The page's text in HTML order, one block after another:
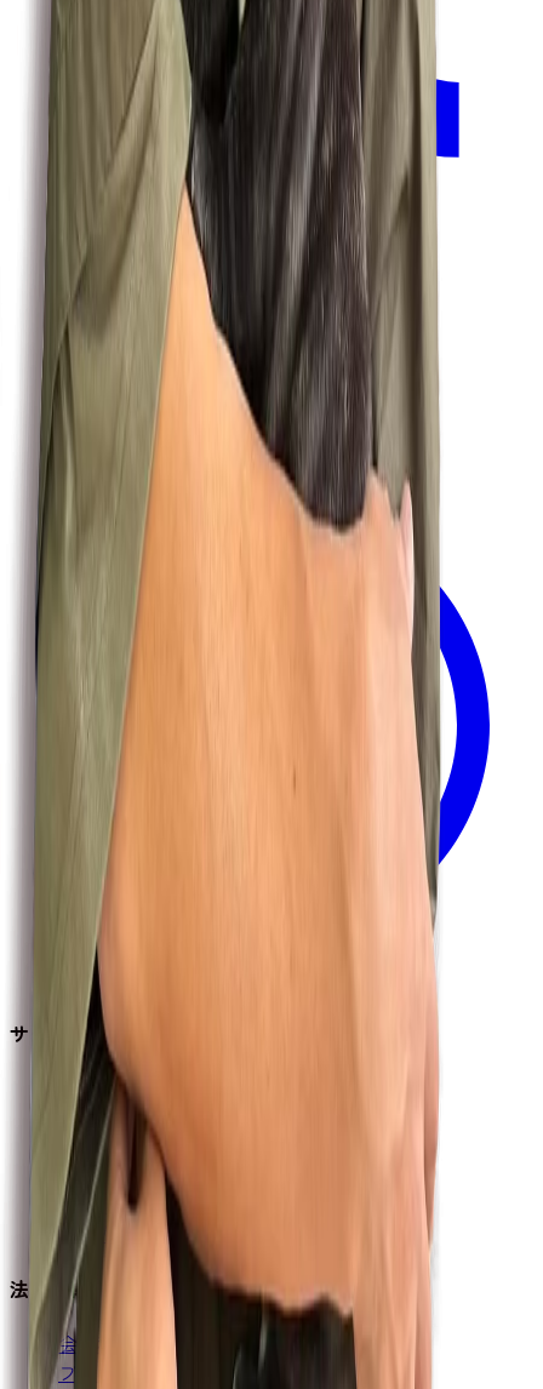
サービス
会員登録
ログイン
会員限定掲示板
イベント案内
ブログ
アーカイブ動画
法的情報
会員利用規約
プライバシーポリシー